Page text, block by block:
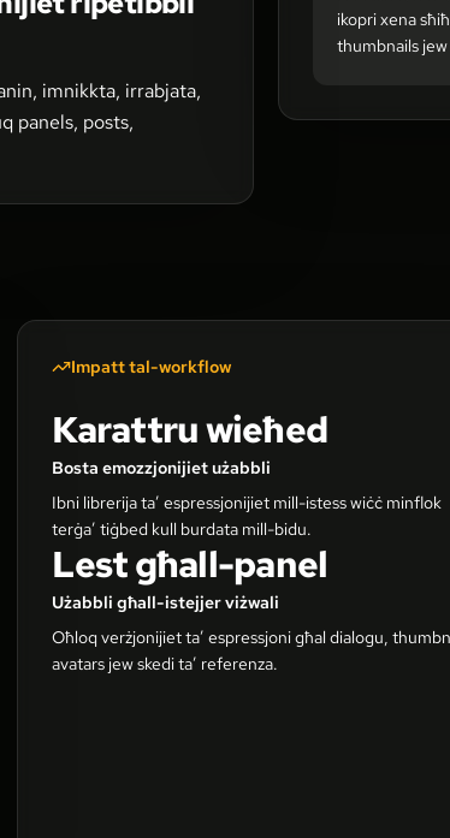
imnikkta, irrabjata,
panels, posts,
ikopri xena
thumbnails
Impatt tal-workflow
Karattru wieħed
Bosta emozzjonijiet użabbli
Ibni librerija ta’ espressjonijiet mill-istess wiċċ minflok
terġa’ tiġbed kull burdata mill-bidu.
Lest għall-panel
Użabbli għall-istejjer viżwali
Oħloq verżjonijiet ta’ espressjoni għal dialogu,
avatars jew skedi ta’ referenza.